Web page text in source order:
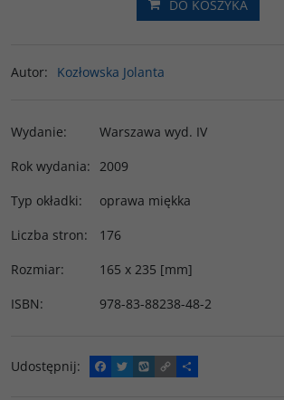
DO KOSZYKA
Autor: Kozłowska Jolanta
Wydanie:
Warszawa wyd. IV
Rok wydania: 2009
Typ okładki:
oprawa miękka
Liczba stron:
176
Rozmiar:
165 x 235 [mm]
ISBN: 978-83-88238-48-2
Udostępnij:
F
a
T
w
W
y
C
o
P
o